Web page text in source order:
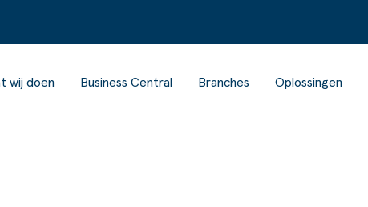
wij doen Business Central Branches Oplossingen